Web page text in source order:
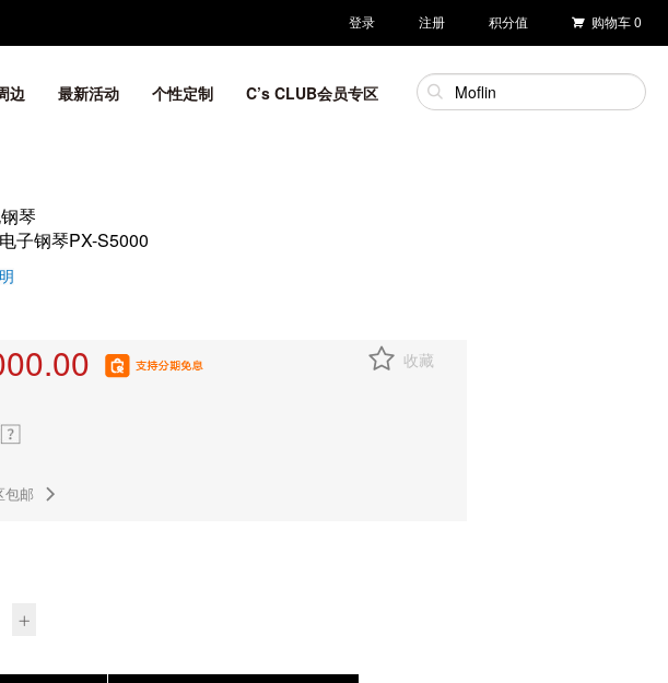
登录 注册 积分值 购物车0
边 最新活动 个性定制 C’s CLUB会员专区
琴
子钢琴PX-S5000
收藏
包邮